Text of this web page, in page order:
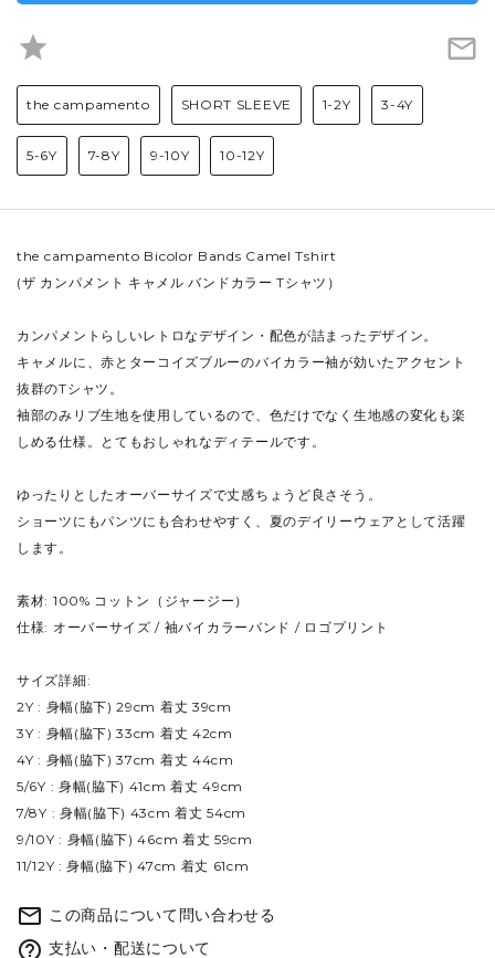
star mail_outline
the campamento SHORT SLEEVE 1-2Y 3-4Y
5-6Y 7-8Y 9-10Y 10-12Y
the campamento Bicolor Bands Camel Tshirt
(ザ カンパメント キャメル バンドカラー Tシャツ）
カンパメントらしいレトロなデザイン・配色が詰まったデザイン。
キャメルに、赤とターコイズブルーのバイカラー袖が効いたアクセント
抜群のTシャツ。
袖部のみリブ生地を使用しているので、色だけでなく生地感の変化も楽
しめる仕様。とてもおしゃれなディテールです。
ゆったりとしたオーバーサイズで丈感ちょうど良さそう。
ショーツにもパンツにも合わせやすく、夏のデイリーウェアとして活躍
します。
素材: 100% コットン（ジャージー）
仕様: オーバーサイズ / 袖バイカラーバンド / ロゴプリント
サイズ詳細:
2Y : 身幅(脇下) 29cm 着丈 39cm
3Y : 身幅(脇下) 33cm 着丈 42cm
4Y : 身幅(脇下) 37cm 着丈 44cm
5/6Y : 身幅(脇下) 41cm 着丈 49cm
7/8Y : 身幅(脇下) 43cm 着丈 54cm
9/10Y : 身幅(脇下) 46cm 着丈 59cm
11/12Y : 身幅(脇下) 47cm 着丈 61cm
mail_outline この商品について問い合わせる
help_outline 支払い・配送について